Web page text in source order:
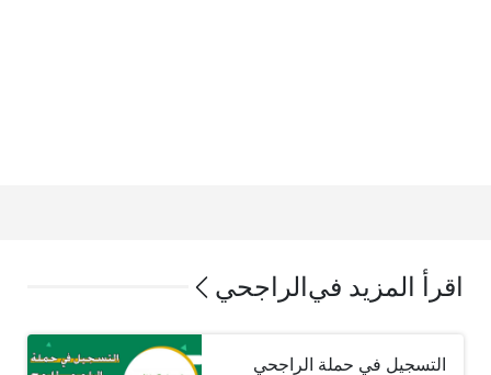
اقرأ المزيد في الراجحي
التسجيل في حملة الراجحي